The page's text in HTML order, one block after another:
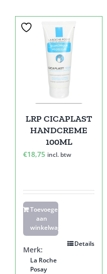
LRP CICAPLAST
HANDCREME
100ML
€18,75 incl. btw
Toevoegen
aan
winkelwagen
Details
Merk:
La Roche
Posay